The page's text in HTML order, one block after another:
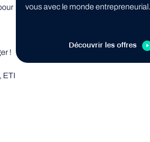
!
ETI
Découvrir les offres
vous avec le monde